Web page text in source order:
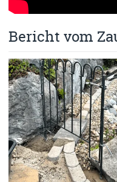
Bericht vom